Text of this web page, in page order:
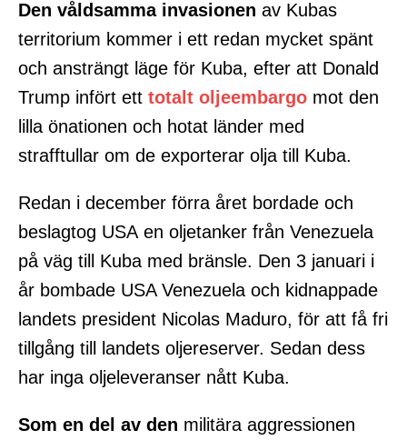
Den våldsamma invasionen av Kubas
territorium kommer i ett redan mycket spänt
och ansträngt läge för Kuba, efter att Donald
Trump infört ett totalt oljeembargo mot den
lilla önationen och hotat länder med
strafftullar om de exporterar olja till Kuba.
Redan i december förra året bordade och
beslagtog USA en oljetanker från Venezuela
på väg till Kuba med bränsle. Den 3 januari i
år bombade USA Venezuela och kidnappade
landets president Nicolas Maduro, för att få fri
tillgång till landets oljereserver. Sedan dess
har inga oljeleveranser nått Kuba.
Som en del av den militära aggressionen